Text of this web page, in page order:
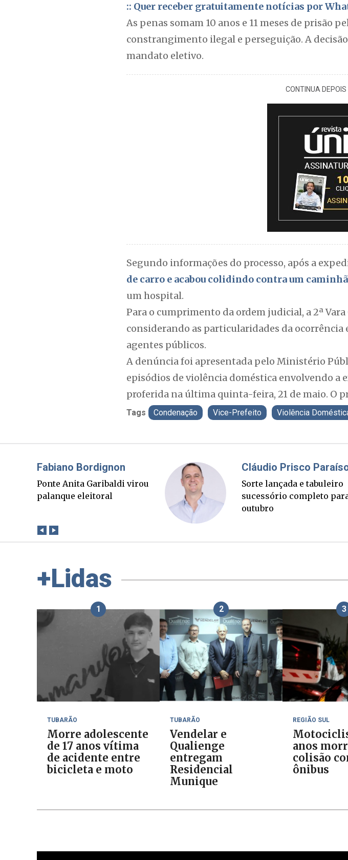
:: Quer receber gratuitamente notícias por
As penas somam 10 anos e 11 meses de prisão
constrangimento ilegal e perseguição. A
mandato eletivo.
CONTINUA
Segundo informações do processo, após a
de carro e acabou colidindo contra um
um hospital.
Para o cumprimento da ordem judicial, a 2ª
considerando as particularidades da ocorrência
agentes públicos.
A denúncia foi apresentada pelo Ministério
episódios de violência doméstica envolvendo a
proferida na última quinta-feira, 21 de maio. O
Tags Condenação Vice-Prefeito Violência
Misael Elias
O Boato corre mais rápido
que a verdade. Mas quem
Fabiano
Ponte Anita
palanque
+Lidas
1
TUBARÃO
Morre adolescente
de 17 anos vítima
de acidente entre
bicicleta e moto
2
TUBARÃO
Vendelar e
Qualienge
entregam
Residencial
Munique
3
REGIÃO SUL
anos
colisão
ônibus